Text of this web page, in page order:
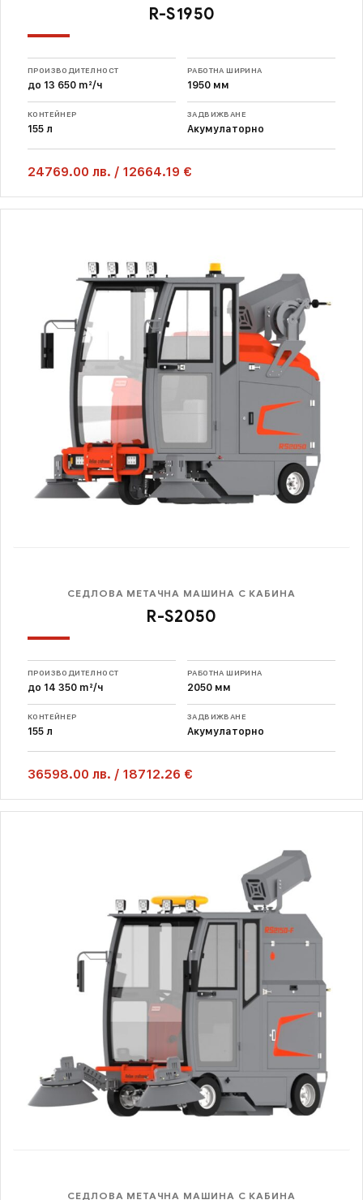
R-S1950
ПРОИЗВОДИТЕЛНОСТ
до 13 650 m²/ч
РАБОТНА ШИРИНА
1950 мм
КОНТЕЙНЕР
155 л
ЗАДВИЖВАНЕ
Акумулаторно
24769.00 лв. / 12664.19 €
СЕДЛОВА МЕТАЧНА МАШИНА С КАБИНА
R-S2050
ПРОИЗВОДИТЕЛНОСТ
до 14 350 m²/ч
РАБОТНА ШИРИНА
2050 мм
КОНТЕЙНЕР
155 л
ЗАДВИЖВАНЕ
Акумулаторно
36598.00 лв. / 18712.26 €
СЕДЛОВА МЕТАЧНА МАШИНА С КАБИНА